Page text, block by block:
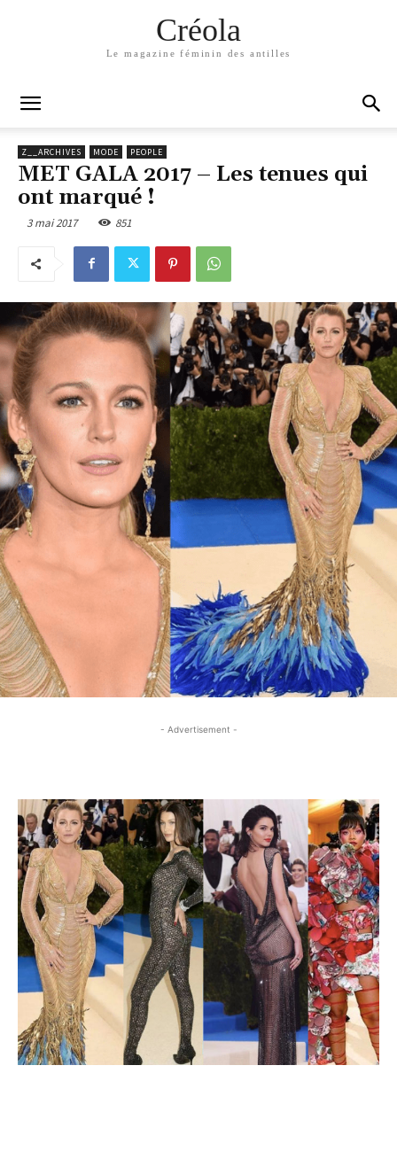
Créola
Le magazine féminin des antilles
Z__ARCHIVES MODE PEOPLE
MET GALA 2017 – Les tenues qui
ont marqué !
3 mai 2017 851
- Advertisement -